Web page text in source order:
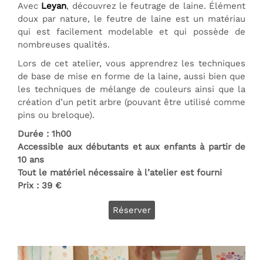
Avec Leyan, découvrez le feutrage de laine. Élément
doux par nature, le feutre de laine est un matériau
qui est facilement modelable et qui possède de
nombreuses qualités.
Lors de cet atelier, vous apprendrez les techniques
de base de mise en forme de la laine, aussi bien que
les techniques de mélange de couleurs ainsi que la
création d’un petit arbre (pouvant être utilisé comme
pins ou breloque).
Durée : 1h00
Accessible aux débutants et aux enfants à partir de
10 ans
Tout le matériel nécessaire à l’atelier est fourni
Prix : 39 €
Réserver